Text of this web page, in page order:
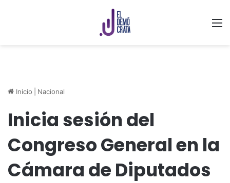
Inicio Nacional
Inicia sesión del
Congreso General en la
Cámara de Diputados